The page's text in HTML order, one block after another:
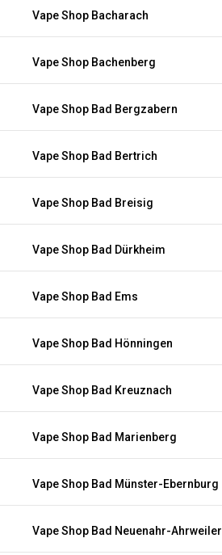
Vape Shop Bacharach
Vape Shop Bachenberg
Vape Shop Bad Bergzabern
Vape Shop Bad Bertrich
Vape Shop Bad Breisig
Vape Shop Bad Dürkheim
Vape Shop Bad Ems
Vape Shop Bad Hönningen
Vape Shop Bad Kreuznach
Vape Shop Bad Marienberg
Vape Shop Bad Münster-Ebernburg
Vape Shop Bad Neuenahr-Ahrweiler